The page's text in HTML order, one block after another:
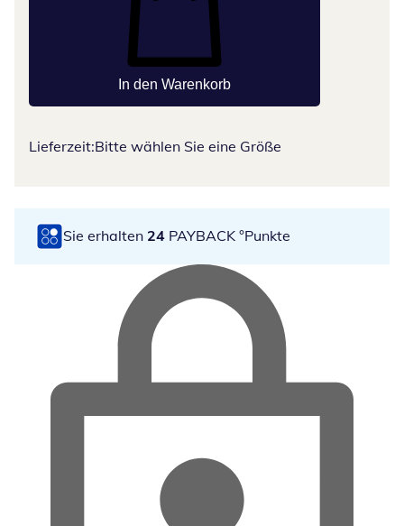
In den Warenkorb
Lieferzeit:Bitte wählen Sie eine Größe
Sie erhalten 24 PAYBACK °Punkte